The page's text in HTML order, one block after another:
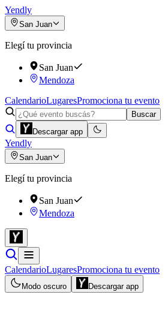
Yendly
San Juan
Elegí tu provincia
San Juan
Mendoza
CalendarioLugaresPromociona tu evento
Buscar
Descargar app
Yendly
San Juan
Elegí tu provincia
San Juan
Mendoza
CalendarioLugaresPromociona tu evento
Modo oscuro Descargar app